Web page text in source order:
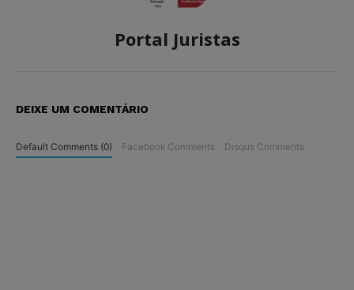
Portal Juristas
DEIXE UM COMENTÁRIO
Default Comments (0) Facebook Comments Disqus Comments